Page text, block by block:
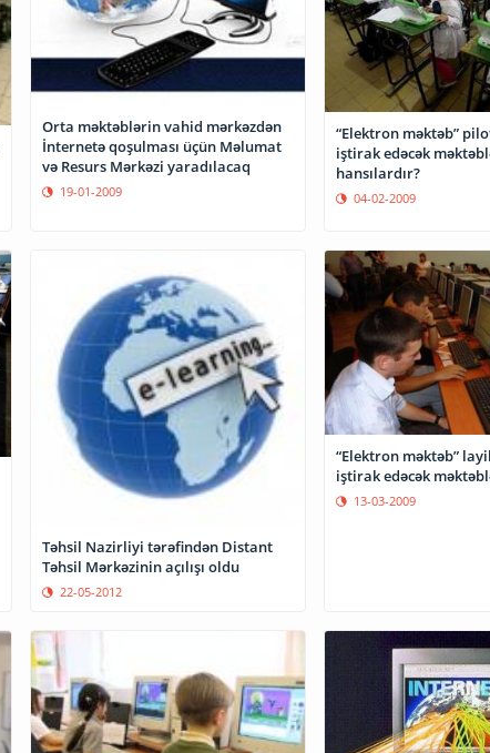
Orta məktəblərin vahid mərkəzdən
İnternetə qoşulması üçün Məlumat
və Resurs Mərkəzi yaradılacaq
19-01-2009
“Elektron məktəb”
iştirak edəcək
hansılardır?
04-02-2009
Təhsil Nazirliyi tərəfindən Distant
Təhsil Mərkəzinin açılışı oldu
22-05-2012
“Elektron məktəb” layihəsində
iştirak edəcək
13-03-2009